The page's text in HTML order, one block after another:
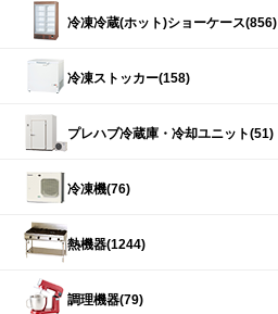
冷凍冷蔵(ホット)ショーケース(856)
冷凍ストッカー(158)
プレハブ冷蔵庫・冷却ユニット(51)
冷凍機(76)
熱機器(1244)
調理機器(79)